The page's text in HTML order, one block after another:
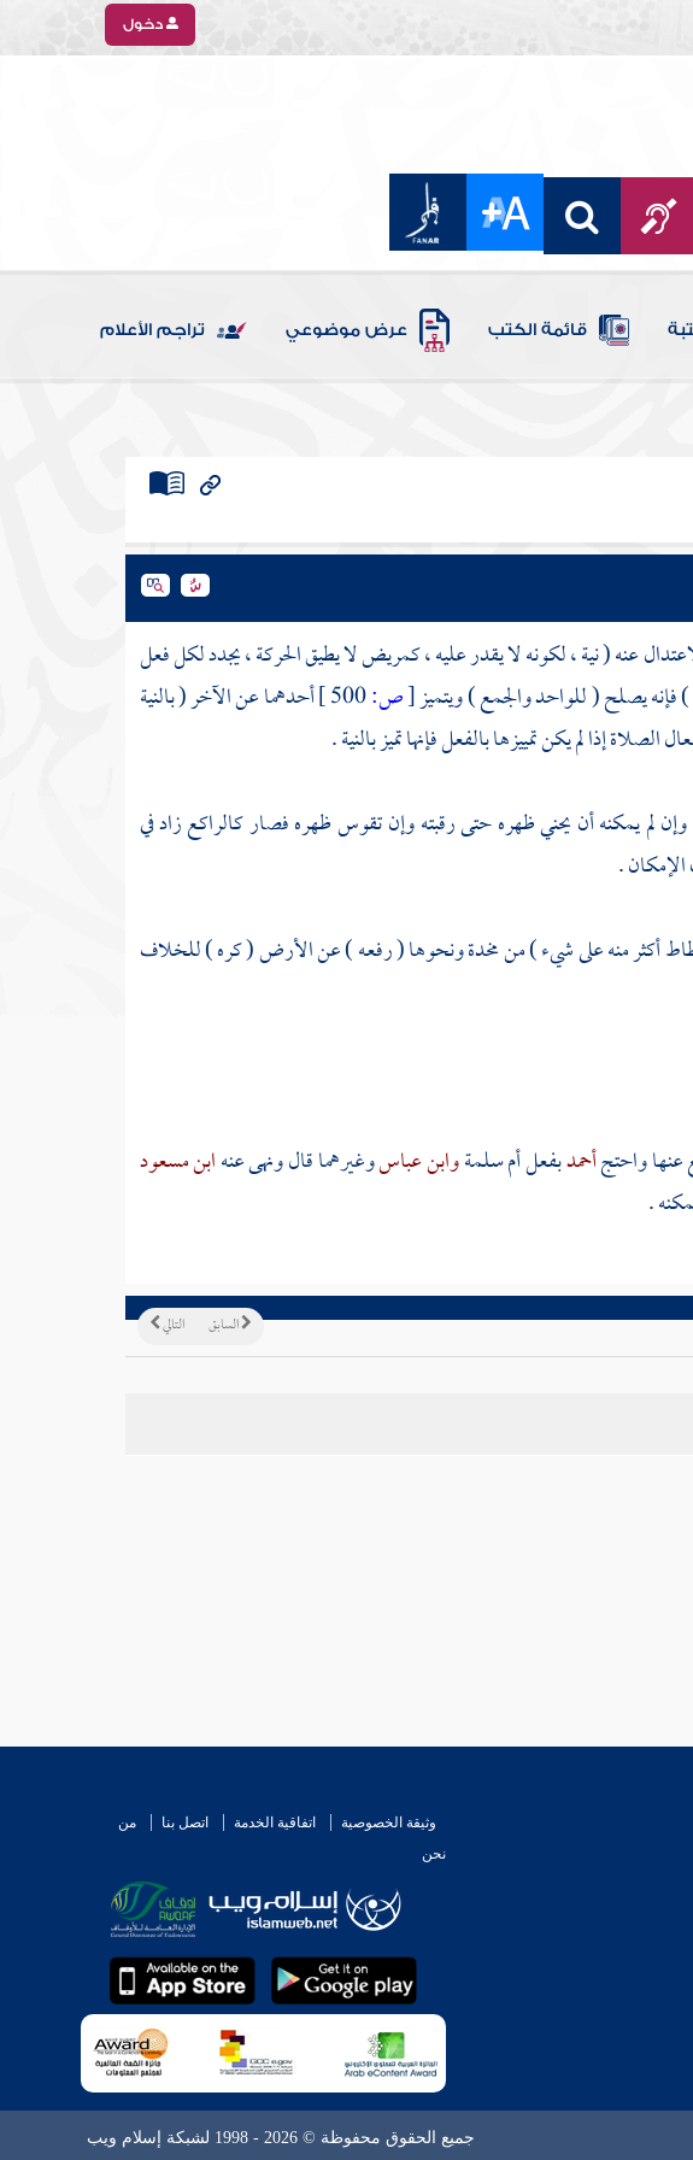
دخول
قائمة الكتب عرض موضوعي تراجم الأعلام
عنه ( نية ، لكونه لا يقدر عليه ، كمريض لا يطيق الحركة ، يجدد لكل فعل
فإنه يصلح ( للواحد والجمع ) ويتميز[ص:
أحدهما عن الآخر ( بالنية
إذا لم يكن تمييزها بالفعل فإنها تميز بالنية .
يمكنه أن يحني ظهره حتى رقبته وإن تقوس ظهره فصار كالراكع زاد في
.
أكثر منه على شيء ) من مخدة ونحوها ( رفعه ) عن الأرض ( كره ) للخلاف
واحتجأحمدبفعلأم سلمةوابن عباسوغيرهما قال ونهى عنهابن مسعود
.
التالي السابق
وثيقة الخصوصية اتفاقية الخدمة اتصل بنا
من
نحن
جميع الحقوق محفوظة © 2026 - 1998 لشبكة إسلام ويب